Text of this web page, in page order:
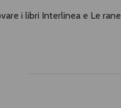
i libri Interlinea e Le rane